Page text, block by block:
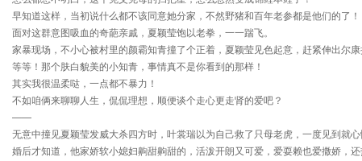
早知道这样，当初说什么都不该同意她分家，不然野猪和百年老参都是他们的了！
面对这群意图吸血的奇葩亲戚，夏颖莹饱以老拳，一一踹飞。
家暴现场，不小心被村里的颜霸知青撞了个正着，夏颖莹见色起意，赶紧伸出尔
等等！那个肤白貌美的小知青，事情真不是你看到的那样！
其实我很温柔哒，一点都不暴力！
不如咱俩来聊聊人生，侃侃理想，顺便谈个走心更走肾的爱吧？
——
无意中撞见夏颖莹发威大杀四方时，叶裳瑞以为自己救了只母老虎，一度见到就心
婚后才知道，他家娇软小媳妇齁甜齁甜的，活泼开朗又可爱，爱耍赖也爱撒娇，还